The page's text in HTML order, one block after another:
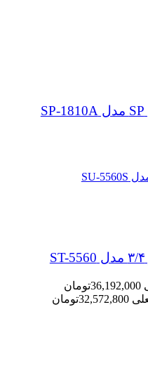
قیمت اصلی 36,192,000تومان
قیمت فعلی 32,572,800تومان